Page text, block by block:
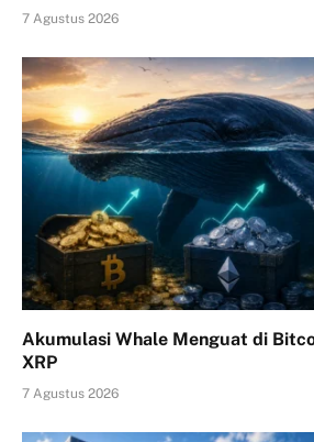
7 Agustus 2026
Akumulasi Whale Menguat di
XRP
7 Agustus 2026